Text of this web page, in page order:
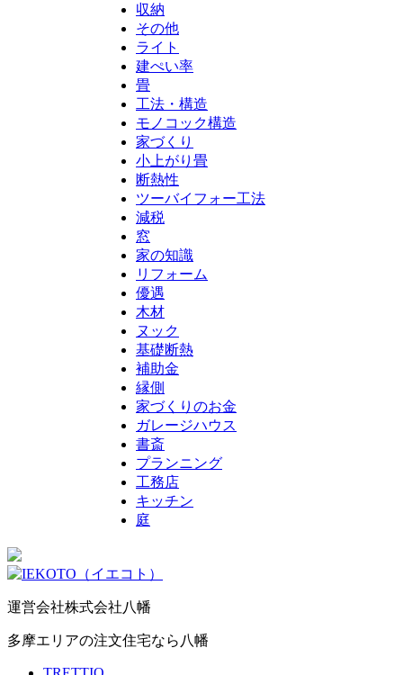
収納
その他
ライト
建ぺい率
畳
工法・構造
モノコック構造
家づくり
小上がり畳
断熱性
ツーバイフォー工法
減税
窓
家の知識
リフォーム
優遇
木材
ヌック
基礎断熱
補助金
縁側
家づくりのお金
ガレージハウス
書斎
プランニング
工務店
キッチン
庭
運営会社株式会社八幡
多摩エリアの注文住宅なら八幡